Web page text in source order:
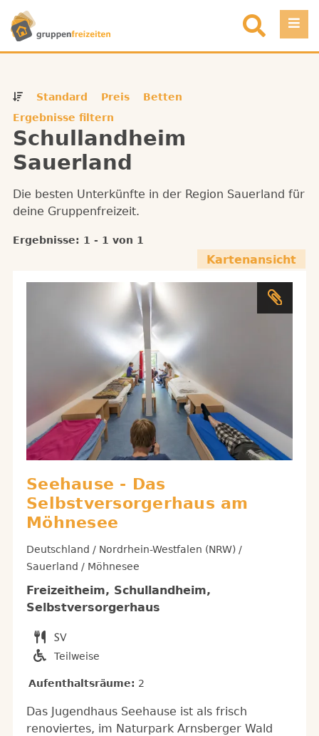
Direkt zum Inhalt
Standard Preis
Betten
Ergebnisse filtern
Schullandheim
Sauerland
Die besten Unterkünfte in der Region Sauerland für
deine Gruppenfreizeit.
Ergebnisse: 1 - 1 von 1
Kartenansicht
Seehause - Das
Selbstversorgerhaus am
Möhnesee
Deutschland / Nordrhein-Westfalen (NRW) /
Sauerland / Möhnesee
Freizeitheim, Schullandheim,
Selbstversorgerhaus
Teilweise
Aufenthaltsräume: 2
Das Jugendhaus Seehause ist als frisch
renoviertes, im Naturpark Arnsberger Wald